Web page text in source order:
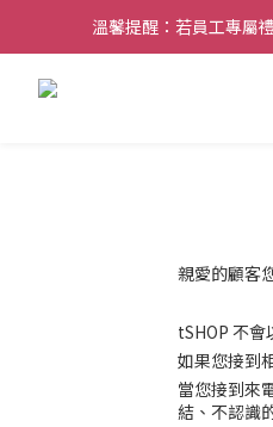
請務必使用
溫馨提醒：若員工專屬
請務必使
親愛的顧客
tSHOP 不會
如果您接到
當您接到來
結、不認識